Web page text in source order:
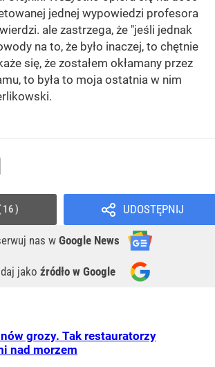
jednej wypowiedzi profesora
ale zastrzega, że "jeśli jednak
na to, że było inaczej, to chętnie
się, że zostałem okłamany przez
to była to moja ostatnia w nim
UDOSTĘPNIJ
nas w Google News
jako źródło w Google
16
grozy. Tak restauratorzy
nad morzem